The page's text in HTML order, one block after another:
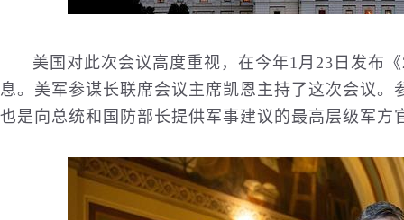
美国对此次会议高度重视，在今年1月23日发布
息。美军参谋长联席会议主席凯恩主持了这次会议
也是向总统和国防部长提供军事建议的最高层级军方